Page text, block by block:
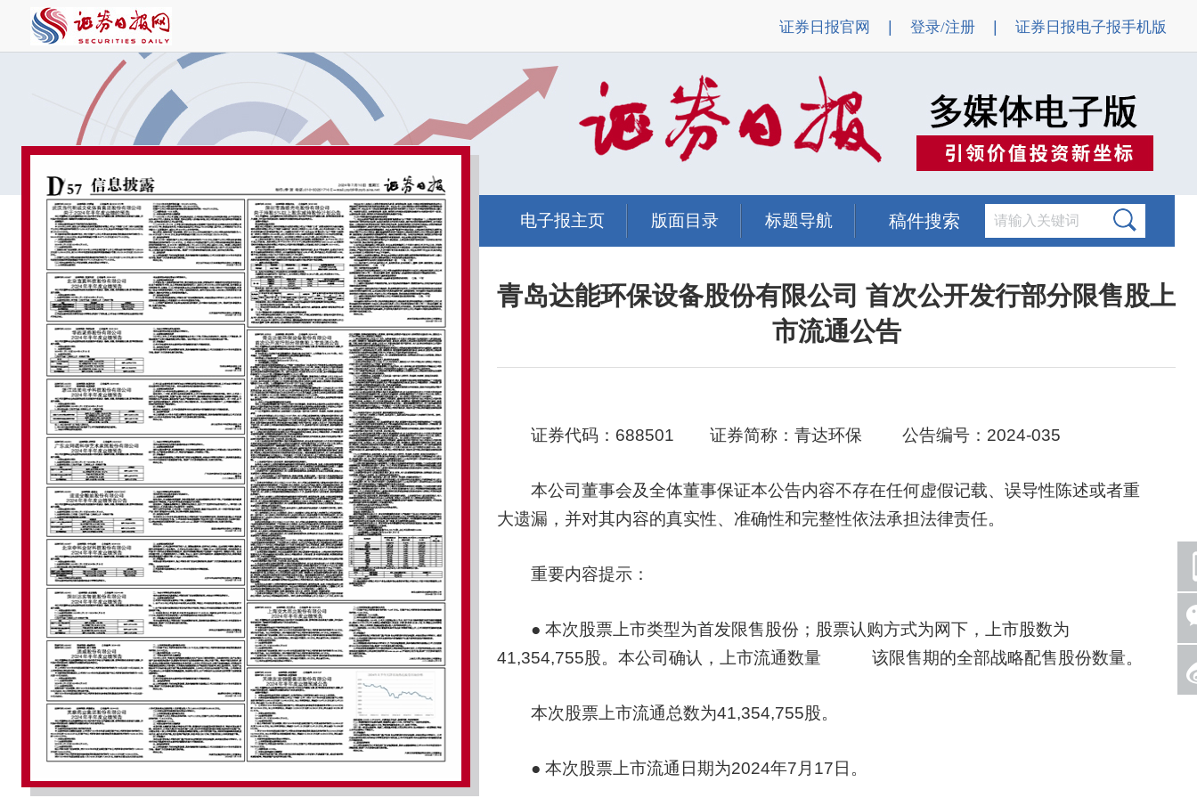
证券日报官网 登录/注册 证券日报电子报手机版
电子报主页 版面目录 标题导航 稿件搜索
青岛达能环保设备股份有限公司 首次公开发行部分限售股上
市流通公告
证券代码：688501 证券简称：青达环保 公告编号：2024-035
本公司董事会及全体董事保证本公告内容不存在任何虚假记载、误导性陈述或者重
大遗漏，并对其内容的真实性、准确性和完整性依法承担法律责任。
重要内容提示：
● 本次股票上市类型为首发限售股份；股票认购方式为网下，上市股数为
41,354,755股。本公司确认，上市流通数量 该限售期的全部战略配售股份数量。
本次股票上市流通总数为41,354,755股。
● 本次股票上市流通日期为2024年7月17日。